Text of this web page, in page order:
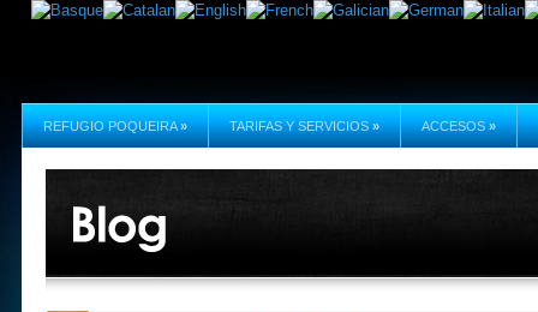
REFUGIO POQUEIRA » TARIFAS Y SERVICIOS » ACCESOS »